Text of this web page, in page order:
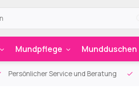
Mundpflege Mundduschen
Persönlicher Service und Beratung